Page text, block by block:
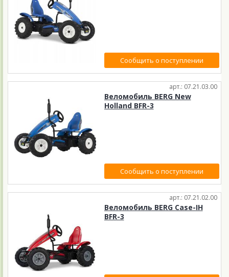
Сообщить о поступлении
арт.: 07.21.03.00
Веломобиль BERG New
Holland BFR-3
Сообщить о поступлении
арт.: 07.21.02.00
Веломобиль BERG Case-IH
BFR-3